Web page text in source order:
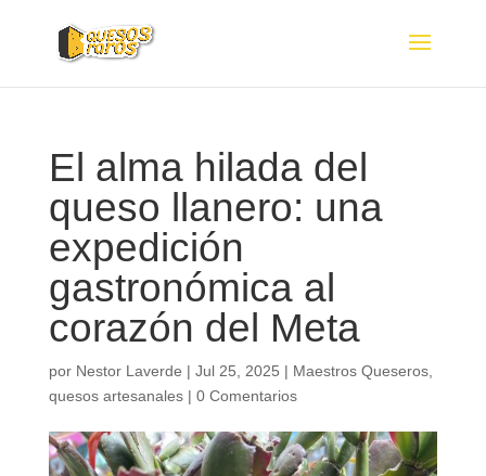
El alma hilada del
queso llanero: una
expedición
gastronómica al
corazón del Meta
por Nestor Laverde | Jul 25, 2025 | Maestros Queseros,
quesos artesanales| 0 Comentarios